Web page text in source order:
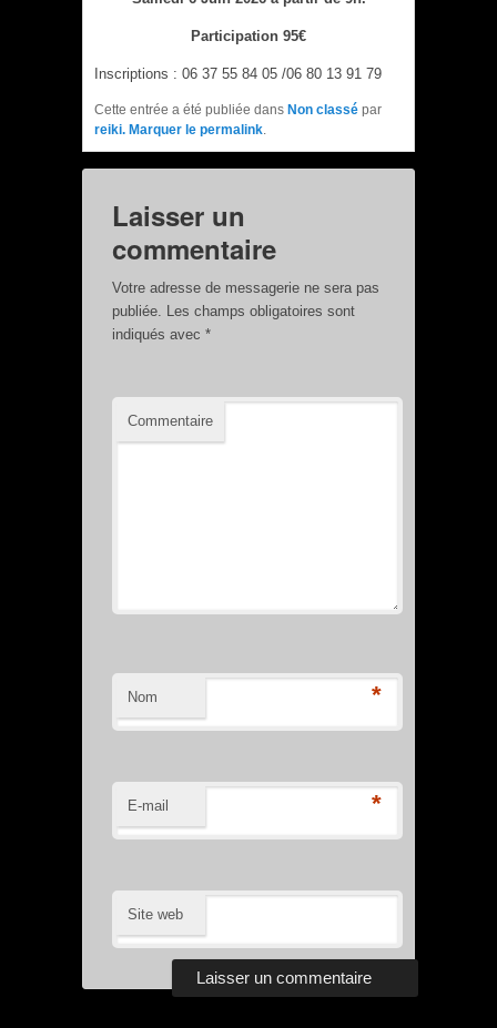
Participation 95€
Inscriptions : 06 37 55 84 05 /06 80 13 91 79
Cette entrée a été publiée dans Non classé par
reiki. Marquer le permalink.
Laisser un
commentaire
Votre adresse de messagerie ne sera pas
publiée. Les champs obligatoires sont
indiqués avec *
Commentaire
Nom *
E-mail *
Site web